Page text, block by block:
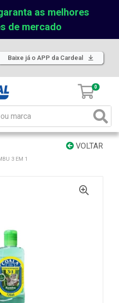
as melhores
de mercado
Baixe já o APP da Cardeal
0
VOLTAR
3 EM 1